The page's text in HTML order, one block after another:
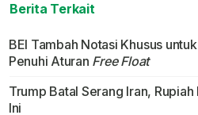
Berita Terkait
BEI Tambah Notasi Khusus
Penuhi Aturan Free Float
Trump Batal Serang Iran,
Ini